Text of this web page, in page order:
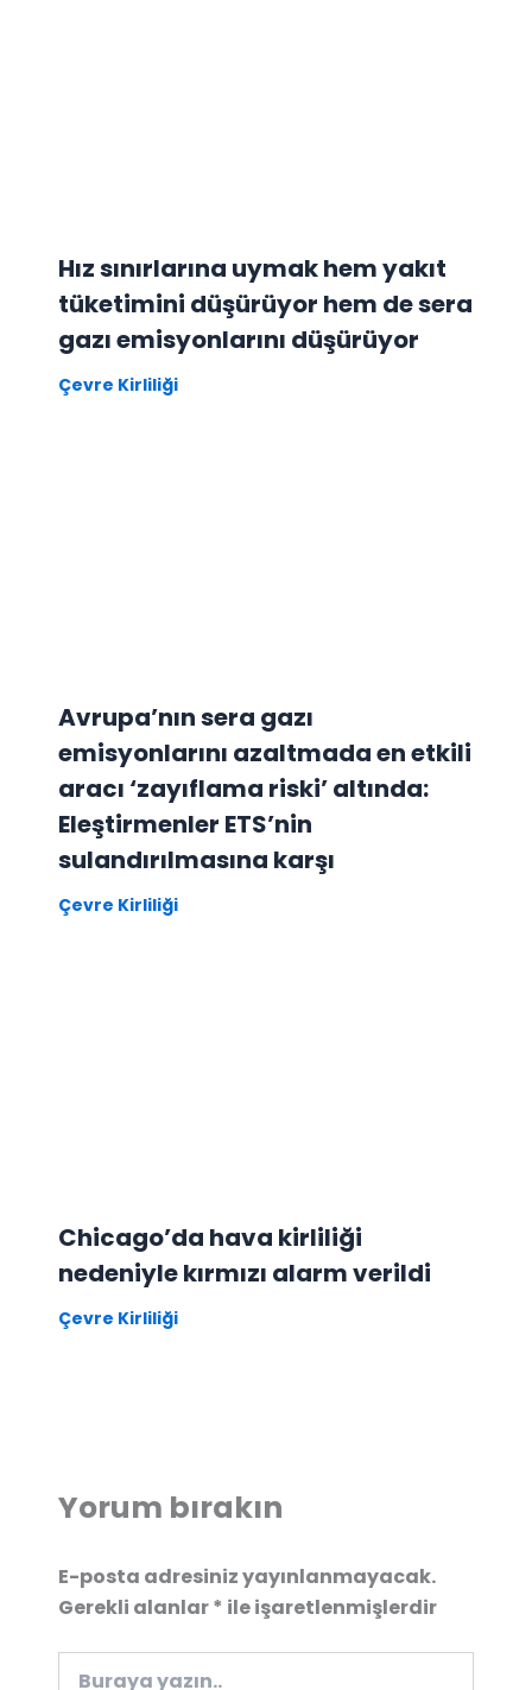
Hız sınırlarına uymak hem yakıt
tüketimini düşürüyor hem de sera
gazı emisyonlarını düşürüyor
Çevre Kirliliği
Avrupa’nın sera gazı
emisyonlarını azaltmada en etkili
aracı ‘zayıflama riski’ altında:
Eleştirmenler ETS’nin
sulandırılmasına karşı
Çevre Kirliliği
Chicago’da hava kirliliği
nedeniyle kırmızı alarm verildi
Çevre Kirliliği
Yorum bırakın
E-posta adresiniz yayınlanmayacak.
Gerekli alanlar* ile işaretlenmişlerdir